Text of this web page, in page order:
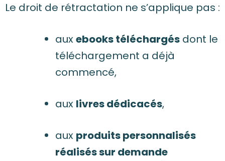
Le droit de rétractation ne s’applique pas :
aux ebooks téléchargés dont le
téléchargement a déjà
commencé,
aux livres dédicacés,
aux produits personnalisés
réalisés sur demande